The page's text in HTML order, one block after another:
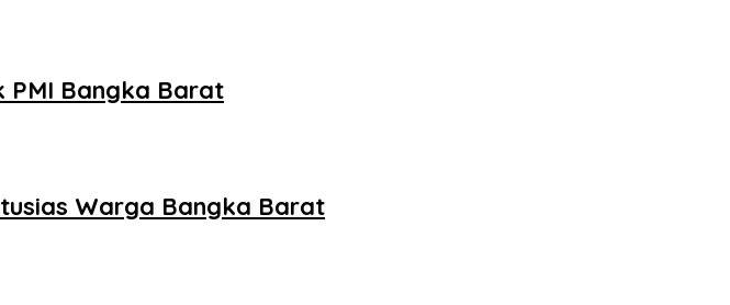
PMI Bangka Barat
Warga Bangka Barat